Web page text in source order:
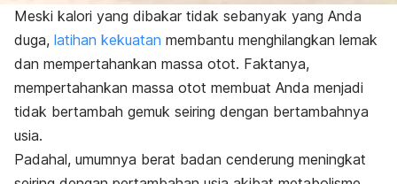
Meski kalori yang dibakar tidak sebanyak yang Anda
duga, latihan kekuatan membantu menghilangkan lemak
dan mempertahankan massa otot. Faktanya,
mempertahankan massa otot membuat Anda menjadi
tidak bertambah gemuk seiring dengan bertambahnya
usia.
Padahal, umumnya berat badan cenderung meningkat